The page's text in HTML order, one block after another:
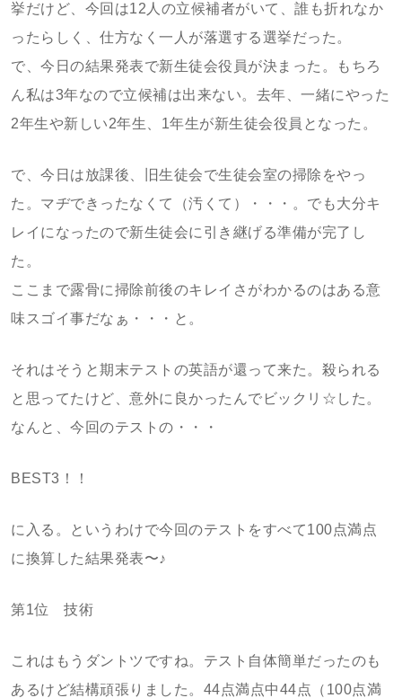
挙だけど、今回は12人の立候補者がいて、誰も折れなか
ったらしく、仕方なく一人が落選する選挙だった。
で、今日の結果発表で新生徒会役員が決まった。もちろ
ん私は3年なので立候補は出来ない。去年、一緒にやった
2年生や新しい2年生、1年生が新生徒会役員となった。
で、今日は放課後、旧生徒会で生徒会室の掃除をやっ
た。マヂできったなくて（汚くて）・・・。でも大分キ
レイになったので新生徒会に引き継げる準備が完了し
た。
ここまで露骨に掃除前後のキレイさがわかるのはある意
味スゴイ事だなぁ・・・と。
それはそうと期末テストの英語が還って来た。殺られる
と思ってたけど、意外に良かったんでビックリ☆した。
なんと、今回のテストの・・・
BEST3！！
に入る。というわけで今回のテストをすべて100点満点
に換算した結果発表〜♪
第1位 技術
これはもうダントツですね。テスト自体簡単だったのも
あるけど結構頑張りました。44点満点中44点（100点満